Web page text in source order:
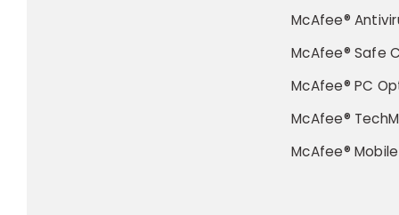
McAfee®
McAfee® Safe
McAfee® PC
McAfee®
McAfee®